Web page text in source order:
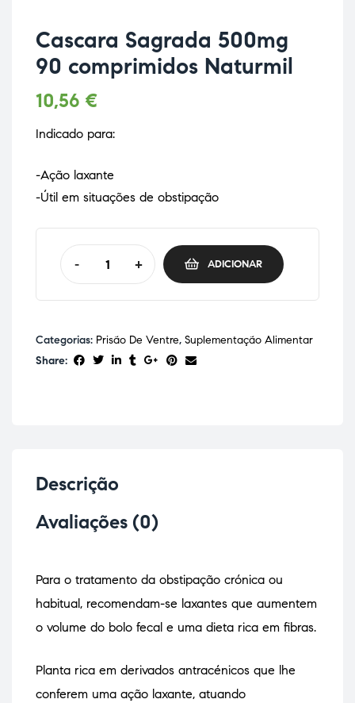
Cascara Sagrada 500mg
90 comprimidos Naturmil
10,56 €
Indicado para:
-Ação laxante
-Útil em situações de obstipação
- + ADICIONAR
Categorias: Prisão De Ventre, Suplementação Alimentar
Share:
Descrição
Avaliações (0)
Para o tratamento da obstipação crónica ou
habitual, recomendam-se laxantes que aumentem
o volume do bolo fecal e uma dieta rica em fibras.
Planta rica em derivados antracénicos que lhe
conferem uma ação laxante, atuando